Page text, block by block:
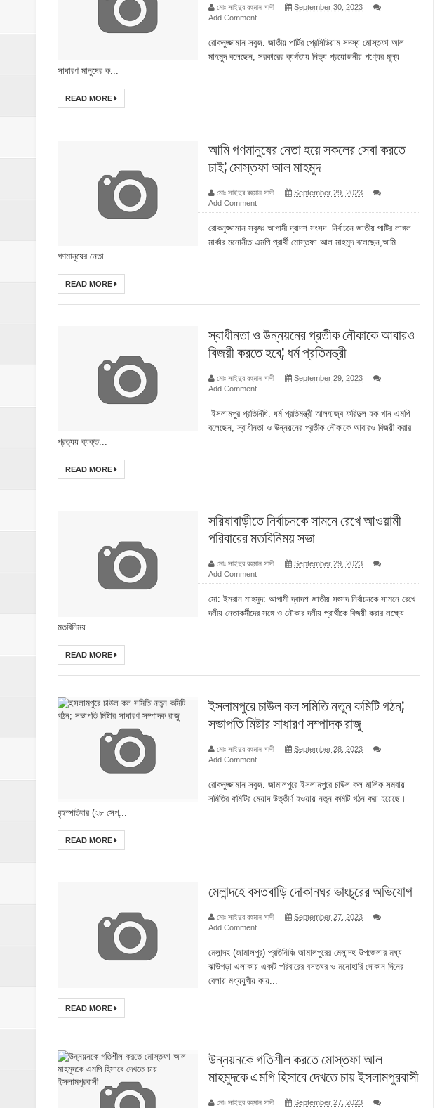
ইসলামপুরে ব্রহ্মপুত্র নদের ভাঙ্গন; চোখের সামনেই ভিটে মাটি হারিয়ে দিশেহারা মানুষ
মনটা আমার কেন যে ভালো লাগে না?- আতিকুর রহমান
মোঃ সাইদুর রহমান সাদী
September 30, 2023
Add Comment
রোকনুজ্জামান সবুজ: জাতীয় পার্টির প্রেসিডিয়াম সদস্য মোস্তফা আল
মাহমুদ বলেছেন, সরকারের ব্যর্থতায় নিত্য প্রয়োজনীয় পণ্যের মূল্য
সাধারণ মানুষের ক...
READ MORE
আমি গণমানুষের নেতা হয়ে সকলের সেবা করতে
চাই; মোস্তফা আল মাহমুদ
মোঃ সাইদুর রহমান সাদী
September 29, 2023
Add Comment
রোকনুজ্জামান সবুজঃ আগামী দ্বাদশ সংসদ নির্বাচনে জাতীয় পাটির লাঙ্গল
মার্কার মনোনীত এমপি প্রার্থী মোস্তফা আল মাহমুদ বলেছেন,আমি
গণমানুষের নেতা ...
READ MORE
স্বাধীনতা ও উন্নয়নের প্রতীক নৌকাকে আবারও
বিজয়ী করতে হবে; ধর্ম প্রতিমন্ত্রী
মোঃ সাইদুর রহমান সাদী
September 29, 2023
Add Comment
ইসলামপুর প্রতিনিধি: ধর্ম প্রতিমন্ত্রী আলহাজ্ব ফরিদুল হক খান এমপি
বলেছেন, স্বাধীনতা ও উন্নয়নের প্রতীক নৌকাকে আবারও বিজয়ী করার
প্রত্যয় ব্যক্ত...
READ MORE
সরিষাবাড়ীতে নির্বাচনকে সামনে রেখে আওয়ামী
পরিবারের মতবিনিময় সভা
মোঃ সাইদুর রহমান সাদী
September 29, 2023
Add Comment
মো: ইমরান মাহমুদ: আগামী দ্বাদশ জাতীয় সংসদ নির্বাচনকে সামনে রেখে
দলীয় নেতাকর্মীদের সঙ্গে ও নৌকার দলীয় প্রার্থীকে বিজয়ী করার লক্ষ্যে
মতবিনিময় ...
READ MORE
ইসলামপুরে চাউল কল সমিতি নতুন কমিটি গঠন;
সভাপতি মিষ্টার সাধারণ সম্পাদক রাজু
মোঃ সাইদুর রহমান সাদী
September 28, 2023
Add Comment
রোকনুজ্জামান সবুজ: জামালপুরে ইসলামপুরে চাউল কল মালিক সমবায়
সমিতির কমিটির মেয়াদ উত্তীর্ণ হওয়ায় নতুন কমিটি গঠন করা হয়েছে।
বৃহস্পতিবার (২৮ সেপ্...
READ MORE
মেলান্দহে বসতবাড়ি দোকানঘর ভাংচুরের অভিযোগ
মোঃ সাইদুর রহমান সাদী
September 27, 2023
Add Comment
মেলান্দহ (জামালপুর) প্রতিনিধিঃ জামালপুরের মেলান্দহ উপজেলার মধ্য
ঝাউগড়া এলাকায় একটি পরিবারের বসতঘর ও মনোহারি দোকান দিনের
বেলায় মধ্যযুগীয় কায়...
READ MORE
উন্নয়নকে গতিশীল করতে মোস্তফা আল
মাহমুদকে এমপি হিসাবে দেখতে চায় ইসলামপুরবাসী
মোঃ সাইদুর রহমান সাদী
September 27, 2023